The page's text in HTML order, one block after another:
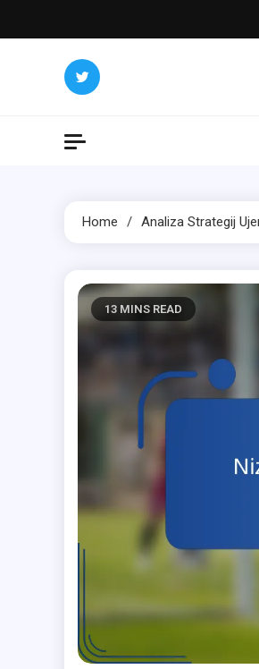
to
Home Analiza Strategij
13 MINS READ